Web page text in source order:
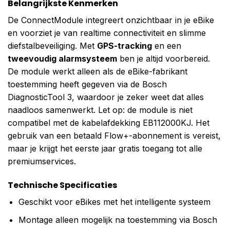
Belangrijkste Kenmerken
De ConnectModule integreert onzichtbaar in je eBike
en voorziet je van realtime connectiviteit en slimme
diefstalbeveiliging. Met GPS-tracking en een
tweevoudig alarmsysteem ben je altijd voorbereid.
De module werkt alleen als de eBike-fabrikant
toestemming heeft gegeven via de Bosch
DiagnosticTool 3, waardoor je zeker weet dat alles
naadloos samenwerkt. Let op: de module is niet
compatibel met de kabelafdekking EB112000KJ. Het
gebruik van een betaald Flow+-abonnement is vereist,
maar je krijgt het eerste jaar gratis toegang tot alle
premiumservices.
Technische Specificaties
Geschikt voor eBikes met het intelligente systeem
Montage alleen mogelijk na toestemming via Bosch